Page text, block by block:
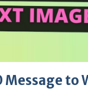
Message